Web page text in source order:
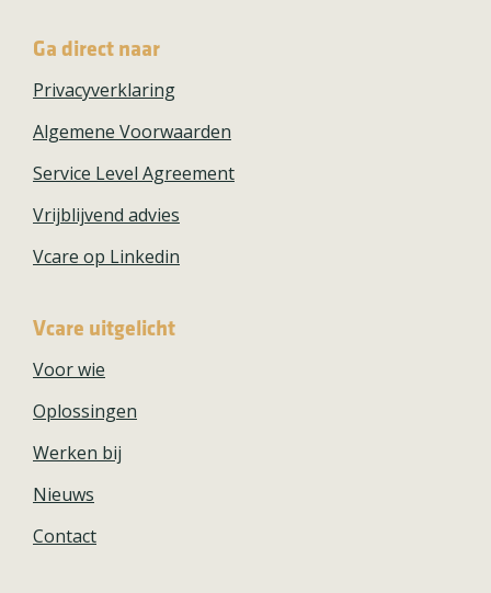
Ga direct naar
Privacyverklaring
Algemene Voorwaarden
Service Level Agreement
Vrijblijvend advies
Vcare op Linkedin
Vcare uitgelicht
Voor wie
Oplossingen
Werken bij
Nieuws
Contact